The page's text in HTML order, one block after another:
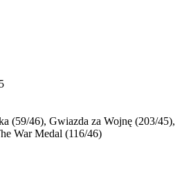
(59/46), Gwiazda za Wojnę (203/45),
War Medal (116/46)